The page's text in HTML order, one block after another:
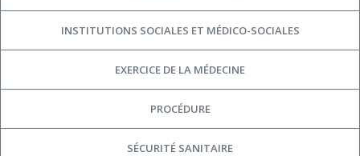
INSTITUTIONS SOCIALES ET MÉDICO-SOCIALES
EXERCICE DE LA MÉDECINE
PROCÉDURE
SÉCURITÉ SANITAIRE